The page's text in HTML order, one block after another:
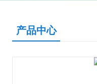
产品中心